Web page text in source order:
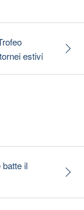
estivi
batte il